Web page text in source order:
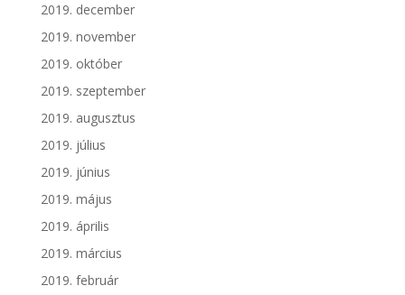
2019. december
2019. november
2019. október
2019. szeptember
2019. augusztus
2019. július
2019. június
2019. május
2019. április
2019. március
2019. február